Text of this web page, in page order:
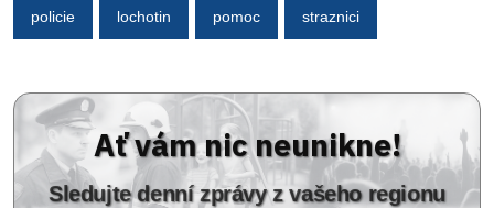
policie lochotin pomoc straznici
Ať vám nic neunikne!
Sledujte denní zprávy z vašeho regionu